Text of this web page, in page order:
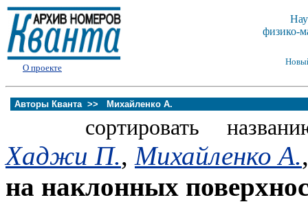
О проекте
физико-
Авторы Кванта >> Михайленко А.
сортировать
Хаджи П., Михайленко А.
на наклонных